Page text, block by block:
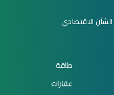
الاقتصادي
طاقة
عقارات